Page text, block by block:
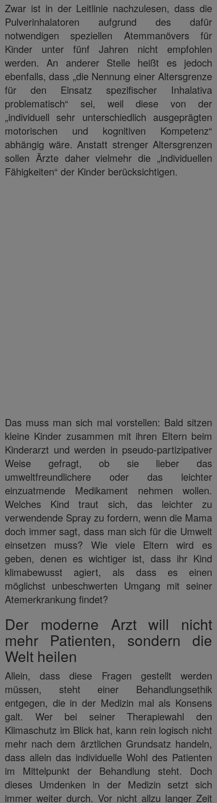
Zwar ist in der Leitlinie nachzulesen, dass die
Pulverinhalatoren aufgrund des dafür
notwendigen speziellen Atemmanövers für
Kinder unter fünf Jahren nicht empfohlen
werden. An anderer Stelle heißt es jedoch
ebenfalls, dass „die Nennung einer Altersgrenze
für den Einsatz spezifischer Inhalativa
problematisch“ sei, weil diese von der
„individuell sehr unterschiedlich ausgeprägten
motorischen und kognitiven Kompetenz“
abhängig wäre. Anstatt strenger Altersgrenzen
sollen Ärzte daher vielmehr die „individuellen
Fähigkeiten“ der Kinder berücksichtigen.
Das muss man sich mal vorstellen: Bald sitzen
kleine Kinder zusammen mit ihren Eltern beim
Kinderarzt und werden in pseudo-partizipativer
Weise gefragt, ob sie lieber das
umweltfreundlichere oder das leichter
einzuatmende Medikament nehmen wollen.
Welches Kind traut sich, das leichter zu
verwendende Spray zu fordern, wenn die Mama
doch immer sagt, dass man sich für die Umwelt
einsetzen muss? Wie viele Eltern wird es
geben, denen es wichtiger ist, dass ihr Kind
klimabewusst agiert, als dass es einen
möglichst unbeschwerten Umgang mit seiner
Atemerkrankung findet?
Der moderne Arzt will nicht
mehr Patienten, sondern die
Welt heilen
Allein, dass diese Fragen gestellt werden
müssen, steht einer Behandlungsethik
entgegen, die in der Medizin mal als Konsens
galt. Wer bei seiner Therapiewahl den
Klimaschutz im Blick hat, kann rein logisch nicht
mehr nach dem ärztlichen Grundsatz handeln,
dass allein das individuelle Wohl des Patienten
im Mittelpunkt der Behandlung steht. Doch
dieses Umdenken in der Medizin setzt sich
immer weiter durch. Vor nicht allzu langer Zeit